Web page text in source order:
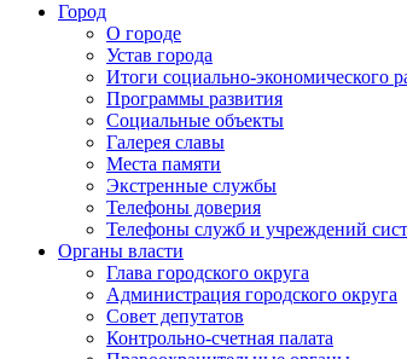
Город
О городе
Устав города
Итоги социально-экономического
Программы развития
Социальные объекты
Галерея славы
Места памяти
Экстренные службы
Телефоны доверия
Телефоны служб и учреждений
Органы власти
Глава городского округа
Администрация городcкого округа
Совет депутатов
Контрольно-счетная палата